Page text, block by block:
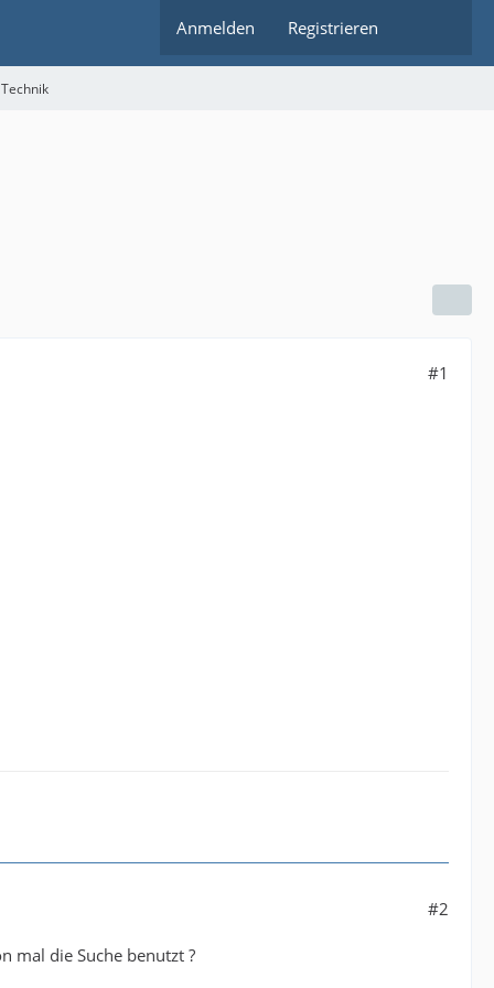
Anmelden Registrieren
#1
#2
mal die Suche benutzt ?